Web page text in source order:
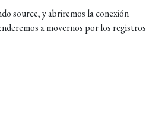
source, y abriremos la conexión
a movernos por los registros